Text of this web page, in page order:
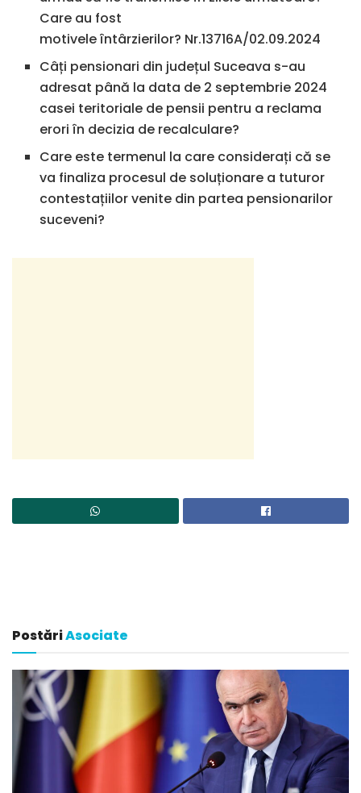
Care au fost
motivele întârzierilor? Nr.13716A/02.09.2024
Câți pensionari din județul Suceava s-au
adresat până la data de 2 septembrie 2024
casei teritoriale de pensii pentru a reclama
erori în decizia de recalculare?
Care este termenul la care considerați că se
va finaliza procesul de soluționare a tuturor
contestațiilor venite din partea pensionarilor
suceveni?
PostăriAsociate